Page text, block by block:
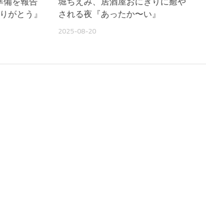
される夜『あったか〜い』
2025-08-20
がとう』